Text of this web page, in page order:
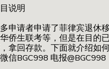
说明
申请者申请了菲律宾退休
侨生联考等，但是在目的
拿回存款。下面就介绍如
信BGC998 电报@BGC998